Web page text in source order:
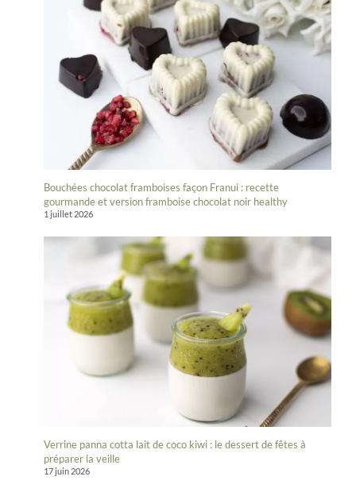
Bouchées chocolat framboises façon Franui : recette
gourmande et version framboise chocolat noir healthy
1 juillet 2026
Verrine panna cotta lait de coco kiwi : le dessert de fêtes à
préparer la veille
17 juin 2026